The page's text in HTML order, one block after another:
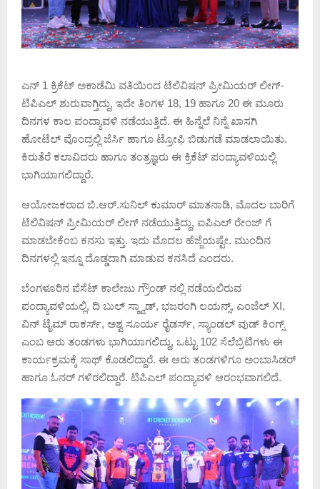
ಎನ್ 1 ಕ್ರಿಕೆಟ್ ಅಕಾಡೆಮಿ ವತಿಯಿಂದ ಟೆಲಿವಿಷನ್ ಪ್ರೀಮಿಯರ್ ಲೀಗ್-
ಟಿಪಿಎಲ್ ಶುರುವಾಗ್ತಿದ್ದು, ಇದೇ ತಿಂಗಳ 18, 19 ಹಾಗೂ 20 ಈ ಮೂರು
ದಿನಗಳ ಕಾಲ ಪಂದ್ಯಾವಳಿ ನಡೆಯುತ್ತಿದೆ. ಈ ಹಿನ್ನೆಲೆ ನಿನ್ನೆ ಖಾಸಗಿ
ಹೋಟೆಲ್ ವೊಂದ್ರಲ್ಲಿ ಜೆರ್ಸಿ ಹಾಗೂ ಟ್ರೋಫಿ ಬಿಡುಗಡೆ ಮಾಡಲಾಯಿತು.
ಕಿರುತೆರೆ ಕಲಾವಿದರು ಹಾಗೂ ತಂತ್ರಜ್ಞರು ಈ ಕ್ರಿಕೆಟ್ ಪಂದ್ಯಾವಳಿಯಲ್ಲಿ
ಭಾಗಿಯಾಗಲಿದ್ದಾರೆ.
ಆಯೋಜಕರಾದ ಬಿ.ಆರ್.ಸುನಿಲ್ ಕುಮಾರ್ ಮಾತನಾಡಿ, ಮೊದಲ ಬಾರಿಗೆ
ಟೆಲಿವಿಷನ್ ಪ್ರೀಮಿಯರ್ ಲೀಗ್ ನಡೆಯುತ್ತಿದ್ದು, ಐಪಿಎಲ್ ರೇಂಜ್ ಗೆ
ಮಾಡಬೇಕೆಂಬ ಕನಸು ಇತ್ತು. ಇದು ಮೊದಲ ಹೆಜ್ಜೆಯಷ್ಟೇ. ಮುಂದಿನ
ದಿನಗಳಲ್ಲಿ ಇನ್ನೂ ದೊಡ್ಡದಾಗಿ ಮಾಡುವ ಕನಸಿದೆ ಎಂದರು.
ಬೆಂಗಳೂರಿನ ಪೆಸೆಟ್ ಕಾಲೇಜು ಗ್ರೌಂಡ್ ನಲ್ಲಿ ನಡೆಯಲಿರುವ
ಪಂದ್ಯಾವಳಿಯಲ್ಲಿ, ದಿ ಬುಲ್ ಸ್ಕ್ವಾಡ್, ಭಜರಂಗಿ ಲಯನ್ಸ್, ಎಂಜೆಲ್ XI,
ವಿನ್ ಟೈಮ್ ರಾಕರ್ಸ್, ಅಶ್ವ ಸೂರ್ಯ ರೈಡರ್ಸ್, ಸ್ಯಾಂಡಲ್ ವುಡ್ ಕಿಂಗ್ಸ್
ಎಂಬ ಆರು ತಂಡಗಳು ಭಾಗಿಯಾಗಲಿದ್ದು, ಒಟ್ಟು 102 ಸೆಲೆಬ್ರಿಟಿಗಳು ಈ
ಕಾರ್ಯಕ್ರಮಕ್ಕೆ ಸಾಥ್ ಕೊಡಲಿದ್ದಾರೆ. ಈ ಆರು ತಂಡಗಳಿಗೂ ಅಂಬಾಸಿಡರ್
ಹಾಗೂ ಓನರ್ ಗಳಿರಲಿದ್ದಾರೆ. ಟಿಪಿಎಲ್ ಪಂದ್ಯಾವಳಿ ಆರಂಭವಾಗಲಿದೆ.